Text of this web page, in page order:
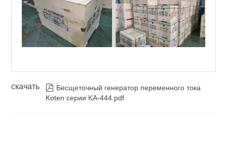
скачать  Бесщеточный генератор переменного тока
Koten серии KA-444.pdf